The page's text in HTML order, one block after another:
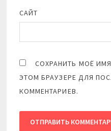
САЙТ
СОХРАНИТЬ МОЁ
ЭТОМ БРАУЗЕРЕ ДЛЯ
КОММЕНТАРИЕВ.